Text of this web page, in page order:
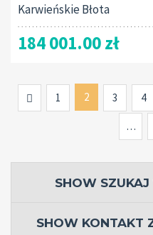
Karwieńskie Błota
184 001.00 zł
Previous
1 2 3 4
…
SHOW
SHOW KONTAKT